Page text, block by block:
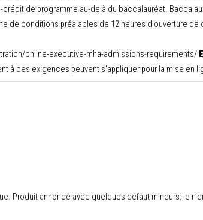
crédit de programme au-delà du baccalauréat.
de conditions préalables de 12 heures d'ouverture de
online-executive-mha-admissions-requirements/
à ces exigences peuvent s'appliquer pour la mise en
Produit annoncé avec quelques défaut mineurs: je